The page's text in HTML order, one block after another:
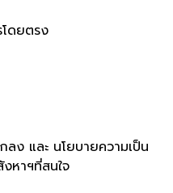
ดยตรง
ลง และ นโยบายความเป็น
หาฯที่สนใจ